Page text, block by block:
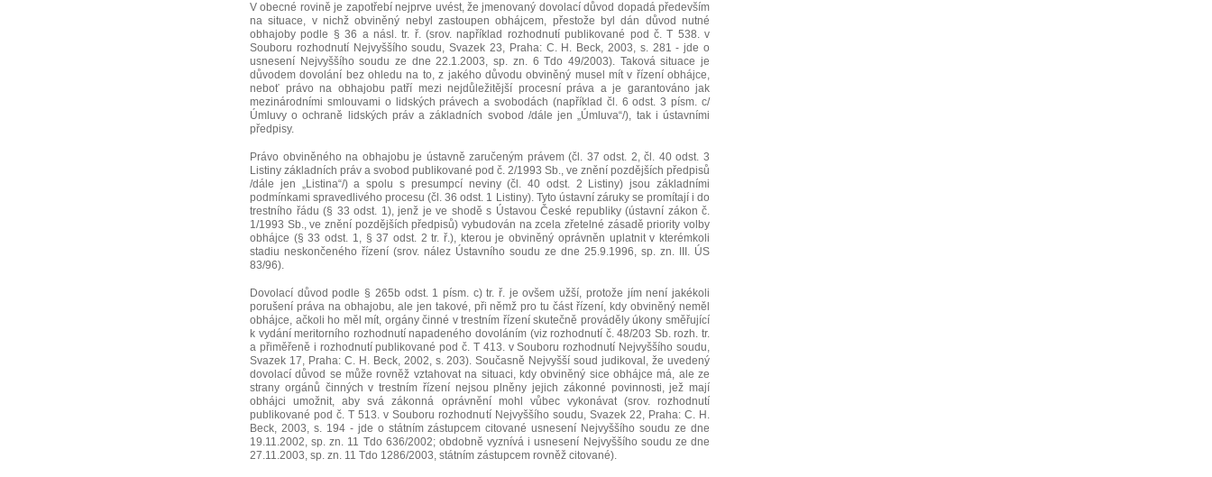
V obecné rovině je zapotřebí nejprve uvést, že jmenovaný dovolací důvod dopadá především
na situace, v nichž obviněný nebyl zastoupen obhájcem, přestože byl dán důvod nutné
obhajoby podle § 36 a násl. tr. ř. (srov. například rozhodnutí publikované pod č. T 538. v
Souboru rozhodnutí Nejvyššího soudu, Svazek 23, Praha: C. H. Beck, 2003, s. 281 - jde o
usnesení Nejvyššího soudu ze dne 22.1.2003, sp. zn. 6 Tdo 49/2003). Taková situace je
důvodem dovolání bez ohledu na to, z jakého důvodu obviněný musel mít v řízení obhájce,
neboť právo na obhajobu patří mezi nejdůležitější procesní práva a je garantováno jak
mezinárodními smlouvami o lidských právech a svobodách (například čl. 6 odst. 3 písm. c/
Úmluvy o ochraně lidských práv a základních svobod /dále jen „Úmluva“/), tak i ústavními
předpisy.
Právo obviněného na obhajobu je ústavně zaručeným právem (čl. 37 odst. 2, čl. 40 odst. 3
Listiny základních práv a svobod publikované pod č. 2/1993 Sb., ve znění pozdějších předpisů
/dále jen „Listina“/) a spolu s presumpcí neviny (čl. 40 odst. 2 Listiny) jsou základními
podmínkami spravedlivého procesu (čl. 36 odst. 1 Listiny). Tyto ústavní záruky se promítají i do
trestního řádu (§ 33 odst. 1), jenž je ve shodě s Ústavou České republiky (ústavní zákon č.
1/1993 Sb., ve znění pozdějších předpisů) vybudován na zcela zřetelné zásadě priority volby
obhájce (§ 33 odst. 1, § 37 odst. 2 tr. ř.), kterou je obviněný oprávněn uplatnit v kterémkoli
stadiu neskončeného řízení (srov. nález Ústavního soudu ze dne 25.9.1996, sp. zn. III. ÚS
83/96).
Dovolací důvod podle § 265b odst. 1 písm. c) tr. ř. je ovšem užší, protože jím není jakékoli
porušení práva na obhajobu, ale jen takové, při němž pro tu část řízení, kdy obviněný neměl
obhájce, ačkoli ho měl mít, orgány činné v trestním řízení skutečně prováděly úkony směřující
k vydání meritorního rozhodnutí napadeného dovoláním (viz rozhodnutí č. 48/203 Sb. rozh. tr.
a přiměřeně i rozhodnutí publikované pod č. T 413. v Souboru rozhodnutí Nejvyššího soudu,
Svazek 17, Praha: C. H. Beck, 2002, s. 203). Současně Nejvyšší soud judikoval, že uvedený
dovolací důvod se může rovněž vztahovat na situaci, kdy obviněný sice obhájce má, ale ze
strany orgánů činných v trestním řízení nejsou plněny jejich zákonné povinnosti, jež mají
obhájci umožnit, aby svá zákonná oprávnění mohl vůbec vykonávat (srov. rozhodnutí
publikované pod č. T 513. v Souboru rozhodnutí Nejvyššího soudu, Svazek 22, Praha: C. H.
Beck, 2003, s. 194 - jde o státním zástupcem citované usnesení Nejvyššího soudu ze dne
19.11.2002, sp. zn. 11 Tdo 636/2002; obdobně vyznívá i usnesení Nejvyššího soudu ze dne
27.11.2003, sp. zn. 11 Tdo 1286/2003, státním zástupcem rovněž citované).